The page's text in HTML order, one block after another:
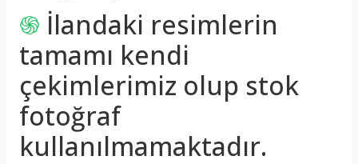
֍ İlandaki resimlerin
tamamı kendi
çekimlerimiz olup stok
fotoğraf
kullanılmamaktadır.